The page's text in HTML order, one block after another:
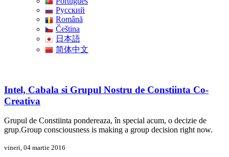
Pусский
Română
Čeština
日本語
简体中文
Intel, Cabala si Grupul Nostru de Constiinta Co-
Creativa
Grupul de Constiinta pondereaza, în special acum, o decizie de
grup.Group consciousness is making a group decision right now.
vineri, 04 martie 2016